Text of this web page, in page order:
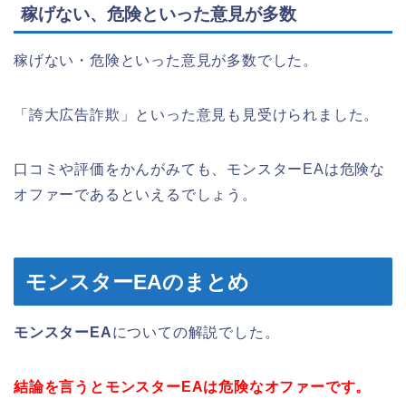
稼げない、危険といった意見が多数
稼げない・危険といった意見が多数でした。
「誇大広告詐欺」といった意見も見受けられました。
口コミや評価をかんがみても、モンスターEAは危険な
オファーであるといえるでしょう。
モンスターEAのまとめ
モンスターEAについての解説でした。
結論を言うとモンスターEAは危険なオファーです。